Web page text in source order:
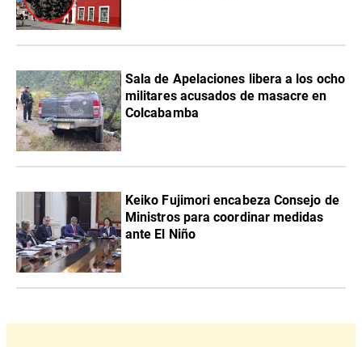
Sala de Apelaciones libera a los ocho
militares acusados de masacre en
Colcabamba
Keiko Fujimori encabeza Consejo de
Ministros para coordinar medidas
ante El Niño